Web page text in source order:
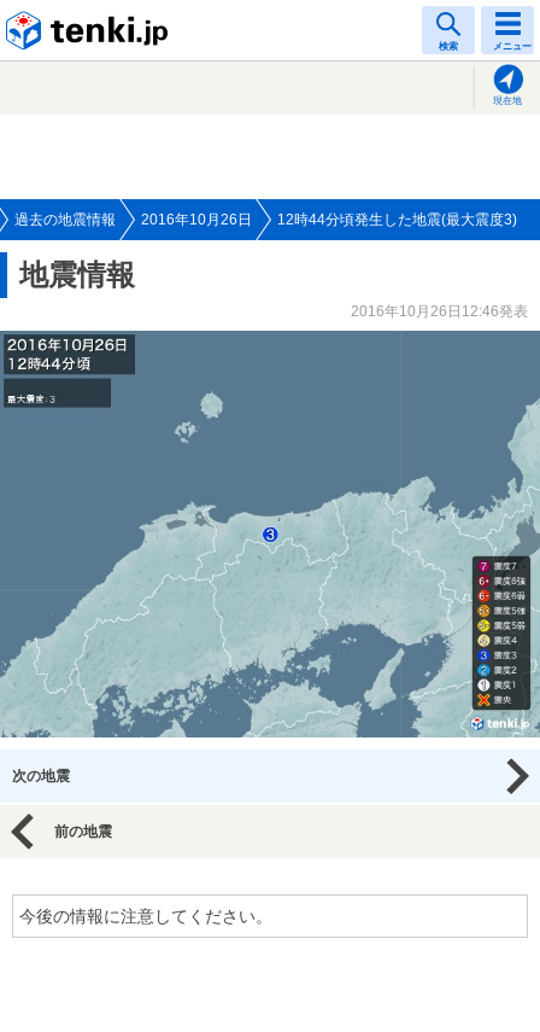
検索 メニュー
現在地
過去の地震情報 2016年10月26日 12時44分頃発生した地震(最大震度3)
地震情報
2016年10月26日12:46発表
次の地震
前の地震
今後の情報に注意してください。